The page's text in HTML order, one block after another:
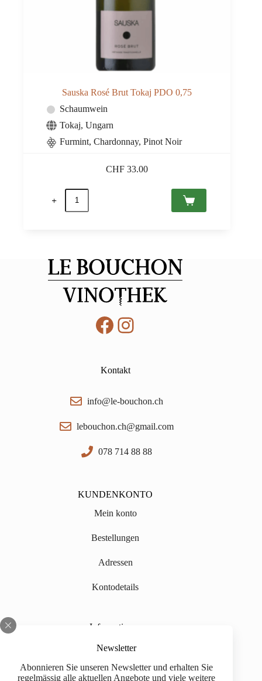
Newsletter
Abonnieren Sie unseren Newsletter und erhalten Sie
regelmässig alle aktuellen Angebote und viele weitere
Sauska Rosé Brut Tokaj PDO 0,75
Schaumwein
Tokaj, Ungarn
Furmint, Chardonnay, Pinot Noir
CHF 33.00
Sauska
Rosé
Brut
Facebook
Instagram
Kontakt
info@le-bouchon.ch
lebouchon.ch@gmail.com
078 714 88 88
KUNDENKONTO
Mein konto
Bestellungen
Adressen
Kontodetails
Informationen
Über uns
Impressum